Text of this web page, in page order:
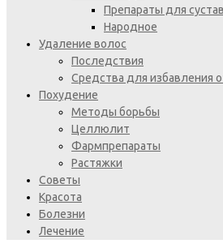
Препараты для
Народное
Удаление волос
Последствия
Средства для избавления
Похудение
Методы борьбы
Целлюлит
Фармпрепараты
Растяжки
Советы
Красота
Болезни
Лечение